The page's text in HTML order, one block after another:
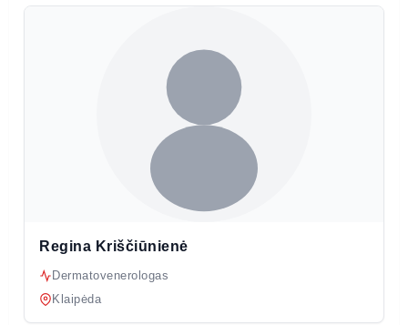
Regina Kriščiūnienė
Dermatovenerologas
Klaipėda